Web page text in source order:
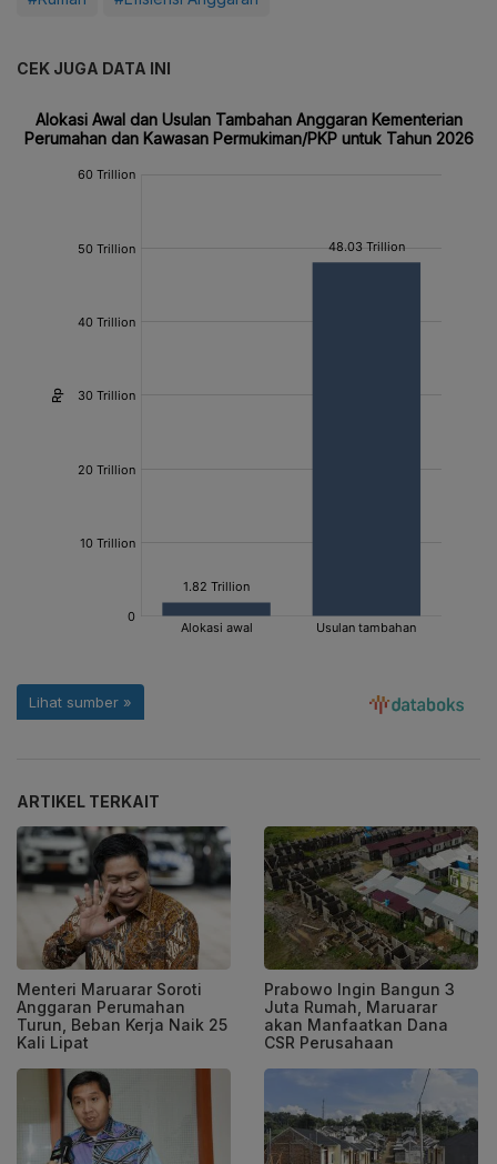
CEK JUGA DATA INI
ARTIKEL TERKAIT
Menteri Maruarar Soroti
Anggaran Perumahan
Turun, Beban Kerja Naik 25
Kali Lipat
Prabowo Ingin Bangun 3
Juta Rumah, Maruarar
akan Manfaatkan Dana
CSR Perusahaan